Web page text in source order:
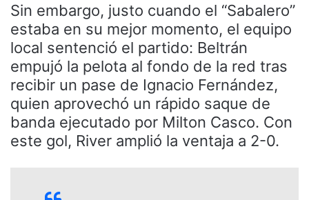
Sin embargo, justo cuando el “Sabalero”
estaba en su mejor momento, el equipo
local sentenció el partido: Beltrán
empujó la pelota al fondo de la red tras
recibir un pase de Ignacio Fernández,
quien aprovechó un rápido saque de
banda ejecutado por Milton Casco. Con
este gol, River amplió la ventaja a 2-0.